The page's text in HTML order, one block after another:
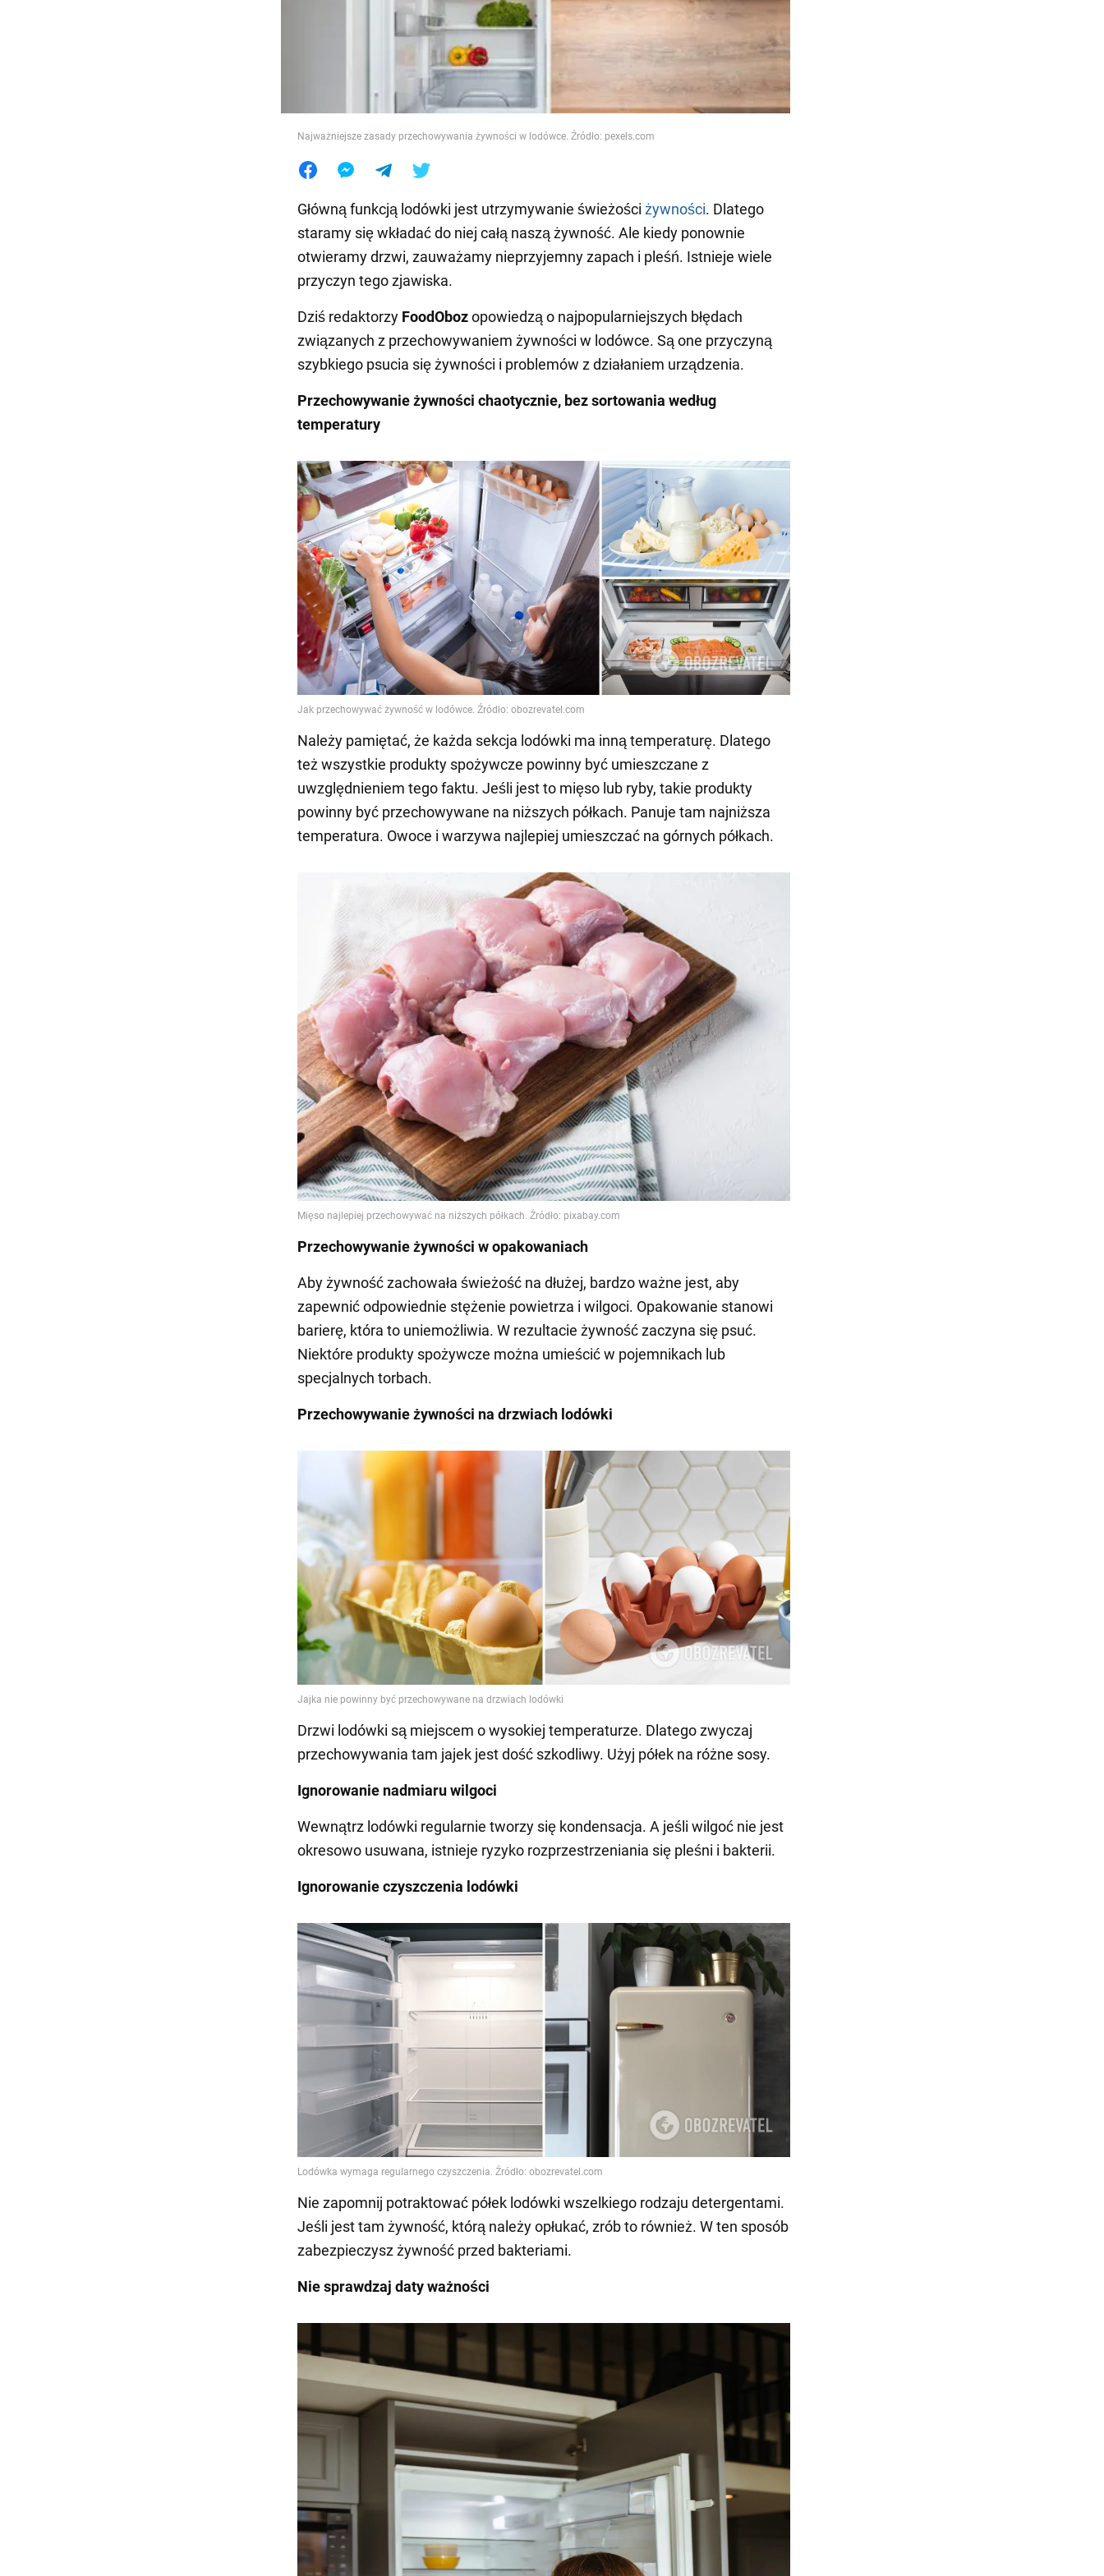
Najważniejsze zasady przechowywania żywności w lodówce. Źródło: pexels.com
Główną funkcją lodówki jest utrzymywanie świeżości żywności. Dlatego
staramy się wkładać do niej całą naszą żywność. Ale kiedy ponownie
otwieramy drzwi, zauważamy nieprzyjemny zapach i pleśń. Istnieje wiele
przyczyn tego zjawiska.
Dziś redaktorzy FoodObozopowiedzą o najpopularniejszych błędach
związanych z przechowywaniem żywności w lodówce. Są one przyczyną
szybkiego psucia się żywności i problemów z działaniem urządzenia.
Przechowywanie żywności chaotycznie, bez sortowania według
temperatury
Należy pamiętać, że każda sekcja lodówki ma inną temperaturę. Dlatego
też wszystkie produkty spożywcze powinny być umieszczane z
uwzględnieniem tego faktu. Jeśli jest to mięso lub ryby, takie produkty
powinny być przechowywane na niższych półkach. Panuje tam najniższa
temperatura. Owoce i warzywa najlepiej umieszczać na górnych półkach.
Przechowywanie żywności w opakowaniach
Aby żywność zachowała świeżość na dłużej, bardzo ważne jest, aby
zapewnić odpowiednie stężenie powietrza i wilgoci. Opakowanie stanowi
barierę, która to uniemożliwia. W rezultacie żywność zaczyna się psuć.
Niektóre produkty spożywcze można umieścić w pojemnikach lub
specjalnych torbach.
Przechowywanie żywności na drzwiach lodówki
Drzwi lodówki są miejscem o wysokiej temperaturze. Dlatego zwyczaj
przechowywania tam jajek jest dość szkodliwy. Użyj półek na różne sosy.
Ignorowanie nadmiaru wilgoci
Wewnątrz lodówki regularnie tworzy się kondensacja. A jeśli wilgoć nie jest
okresowo usuwana, istnieje ryzyko rozprzestrzeniania się pleśni i bakterii.
Ignorowanie czyszczenia lodówki
Nie zapomnij potraktować półek lodówki wszelkiego rodzaju detergentami.
Jeśli jest tam żywność, którą należy opłukać, zrób to również. W ten sposób
zabezpieczysz żywność przed bakteriami.
Nie sprawdzaj daty ważności